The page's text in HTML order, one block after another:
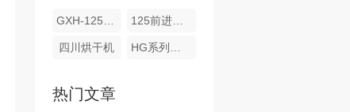
GXH-125Q前进后出式烘干机 125前进后出烘干机
四川烘干机 HG系列全自动烘干机
热门文章